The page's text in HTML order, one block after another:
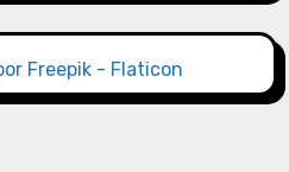
Freepik - Flaticon